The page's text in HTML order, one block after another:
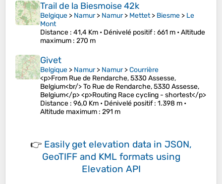
Trail de la Biesmoise 42k
Belgique > Namur> Namur> Mettet> Biesme > Le
Mont
Distance : 41,4 Km • Dénivelé positif: 661 m •Altitude
maximum : 270 m
Givet
Belgique > Namur> Namur>Courrière
<p>From Rue de Rendarche, 5330 Assesse,
Belgium<br/> To Rue de Rendarche, 5330 Assesse,
Belgium</p> <p>Routing Race cycling - shortest</p>
Distance : 96,0 Km • Dénivelé positif: 1.398 m •
Altitude maximum : 291 m
👉 Easily get elevation data in JSON,
GeoTIFF and KML formats using
Elevation API